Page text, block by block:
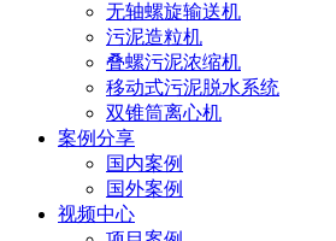
无轴螺旋输送机
污泥造粒机
叠螺污泥浓缩机
移动式污泥脱水系统
双锥筒离心机
案例分享
国内案例
国外案例
视频中心